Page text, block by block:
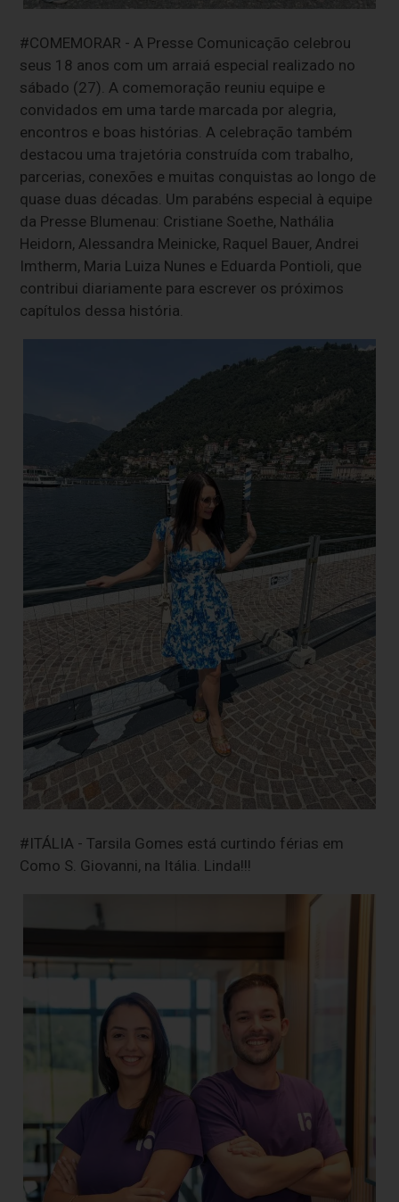
#COMEMORAR - A Presse Comunicação celebrou
seus 18 anos com um arraiá especial realizado no
sábado (27). A comemoração reuniu equipe e
convidados em uma tarde marcada por alegria,
encontros e boas histórias. A celebração também
destacou uma trajetória construída com trabalho,
parcerias, conexões e muitas conquistas ao longo de
quase duas décadas. Um parabéns especial à equipe
da Presse Blumenau: Cristiane Soethe, Nathália
Heidorn, Alessandra Meinicke, Raquel Bauer, Andrei
Imtherm, Maria Luiza Nunes e Eduarda Pontioli, que
contribui diariamente para escrever os próximos
capítulos dessa história.
#ITÁLIA - Tarsila Gomes está curtindo férias em
Como S. Giovanni, na Itália. Linda!!!